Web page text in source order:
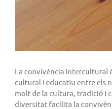
La convivència Intercultural
cultural i educatiu entre els
molt de la cultura, tradició i
diversitat facilita la